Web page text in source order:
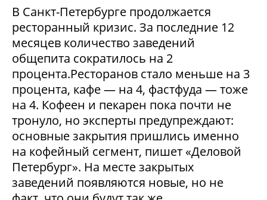
В Санкт-Петербурге продолжается
ресторанный кризис. За последние 12
месяцев количество заведений
общепита сократилось на 2
процента.Ресторанов стало меньше на 3
процента, кафе — на 4, фастфуда — тоже
на 4. Кофеен и пекарен пока почти не
тронуло, но эксперты предупреждают:
основные закрытия пришлись именно
на кофейный сегмент, пишет «Деловой
Петербург». На месте закрытых
заведений появляются новые, но не